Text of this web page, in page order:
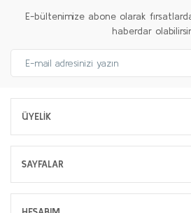
E-bültenimize abone olarak
haberdar
ÜYELİK
SAYFALAR